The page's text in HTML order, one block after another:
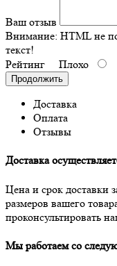
Ваш отзыв
Внимание: HTML не
текст!
Рейтинг Плохо
Продолжить
Доставка
Оплата
Отзывы
Доставка
Цена и срок доставки
размеров вашего
проконсультировать
Мы работаем со